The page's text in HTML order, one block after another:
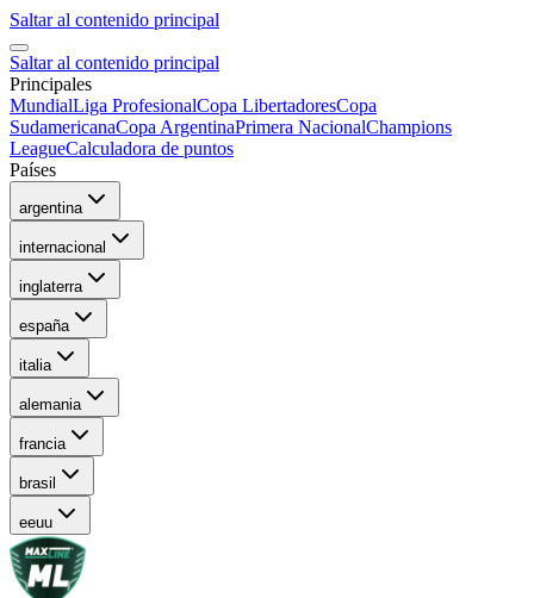
Saltar al contenido principal
Saltar al contenido principal
Principales
MundialLiga ProfesionalCopa LibertadoresCopa
SudamericanaCopa ArgentinaPrimera NacionalChampions
LeagueCalculadora de puntos
Países
argentina
internacional
inglaterra
españa
italia
alemania
francia
brasil
eeuu